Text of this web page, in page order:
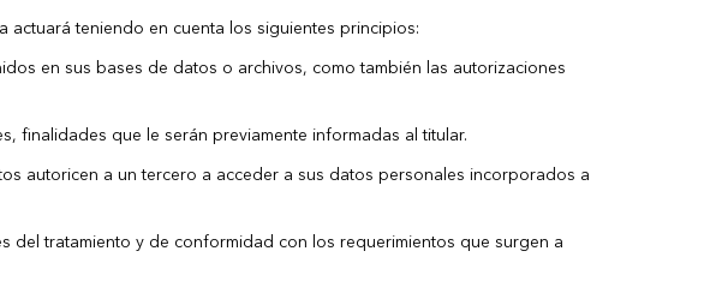
teniendo en cuenta los siguientes principios:
en sus bases de datos o archivos, como también las autorizaciones
finalidades que le serán previamente informadas al titular.
autoricen a un tercero a acceder a sus datos personales incorporados a
del tratamiento y de conformidad con los requerimientos que surgen a